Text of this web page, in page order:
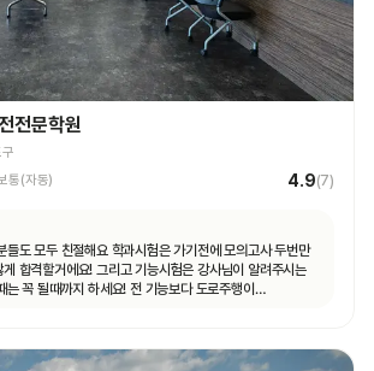
전문학원
통(자동) 4.9(7)
들도 모두 친절해요 학과시험은 가기전에 모의고사 두번만
합격할거에요! 그리고 기능시험은 강사님이 알려주시는
는 꼭 될때까지 하세요! 전 기능보다 도로주행이